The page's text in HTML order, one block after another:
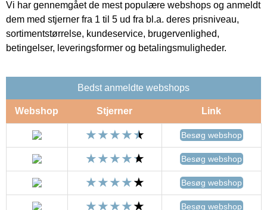
Vi har gennemgået de mest populære webshops og anmeldt
dem med stjerner fra 1 til 5 ud fra bl.a. deres prisniveau,
sortimentstørrelse, kundeservice, brugervenlighed,
betingelser, leveringsformer og betalingsmuligheder.
Bedst anmeldte webshops
Webshop Stjerner Link
Besøg webshop
Besøg webshop
Besøg webshop
Besøg webshop